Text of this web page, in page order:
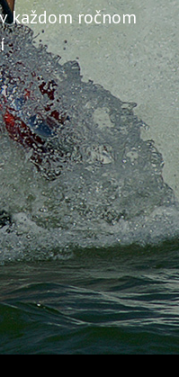
každom ročnom